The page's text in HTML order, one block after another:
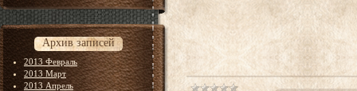
Архив записей
2013 Февраль
2013 Март
2013 Апрель